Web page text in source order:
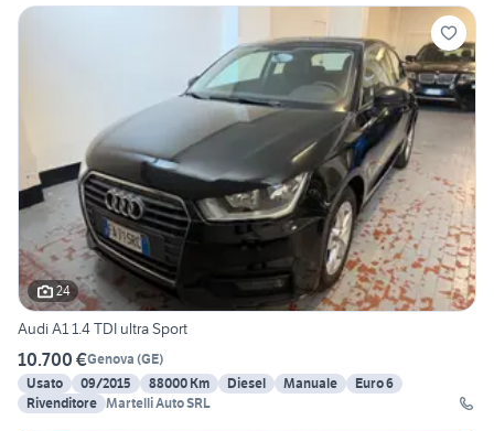
24
Audi A1 1.4 TDI ultra Sport
10.700 €Genova (GE)
Usato
09/2015 88000 Km Diesel Manuale
Euro 6
Rivenditore Martelli Auto SRL